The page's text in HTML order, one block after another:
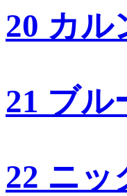
20 カ
21 ブル
22 ニ